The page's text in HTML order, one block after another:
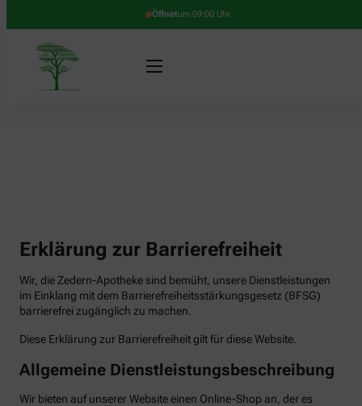
Öffnetum 09:00 Uhr
Erklärung zur Barrierefreiheit
Wir, die Zedern-Apotheke sind bemüht, unsere Dienstleistungen
im Einklang mit dem Barrierefreiheitsstärkungsgesetz (BFSG)
barrierefrei zugänglich zu machen.
Diese Erklärung zur Barrierefreiheit gilt für diese Website.
Allgemeine Dienstleistungsbeschreibung
Wir bieten auf unserer Website einen Online-Shop an, der es